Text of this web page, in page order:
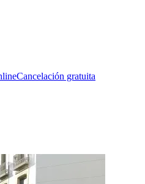
Cancelación gratuita